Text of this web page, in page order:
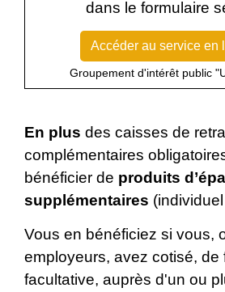
dans le formulaire
Accéder au service en
Groupement d'intérêt public
En plus des caisses de
complémentaires
bénéficier de produits
supplémentaires
Vous en bénéficiez si vous,
employeurs, avez cotisé, de
facultative, auprès d'un ou